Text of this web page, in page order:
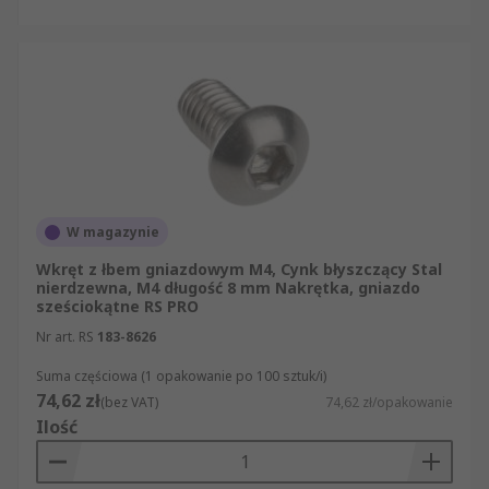
W magazynie
Wkręt z łbem gniazdowym M4, Cynk błyszczący Stal
nierdzewna, M4 długość 8 mm Nakrętka, gniazdo
sześciokątne RS PRO
Nr art. RS 183-8626
Suma częściowa (1 opakowanie po 100 sztuk/i)
74,62 zł(bez VAT) 74,62 zł/opakowanie
Ilość